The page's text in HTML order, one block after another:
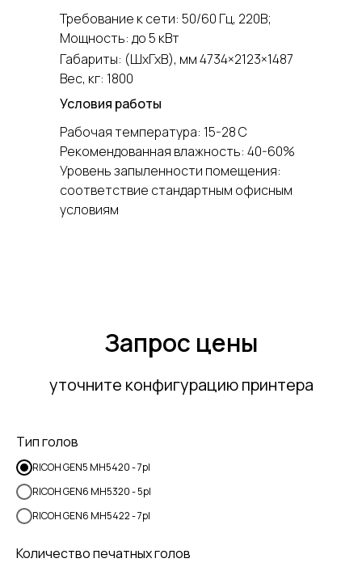
Условия работы
Требование к сети: 50/60 Гц, 220В;
Мощность: до 5 кВт
Рабочая температура: 15-28 С
Рекомендованная влажность: 40-60%
Уровень запыленности помещения:
соответствие стандартным офисным
условиям
Габариты: (ШхГхВ), мм 4734×2123×1487
Вес, кг: 1800
Запрос цены
уточните конфигурацию принтера
Тип голов
RICOH GEN5 MH5420 - 7pl
RICOH GEN6 MH5320 - 5pl
RICOH GEN6 MH5422 - 7pl
Количество печатных голов